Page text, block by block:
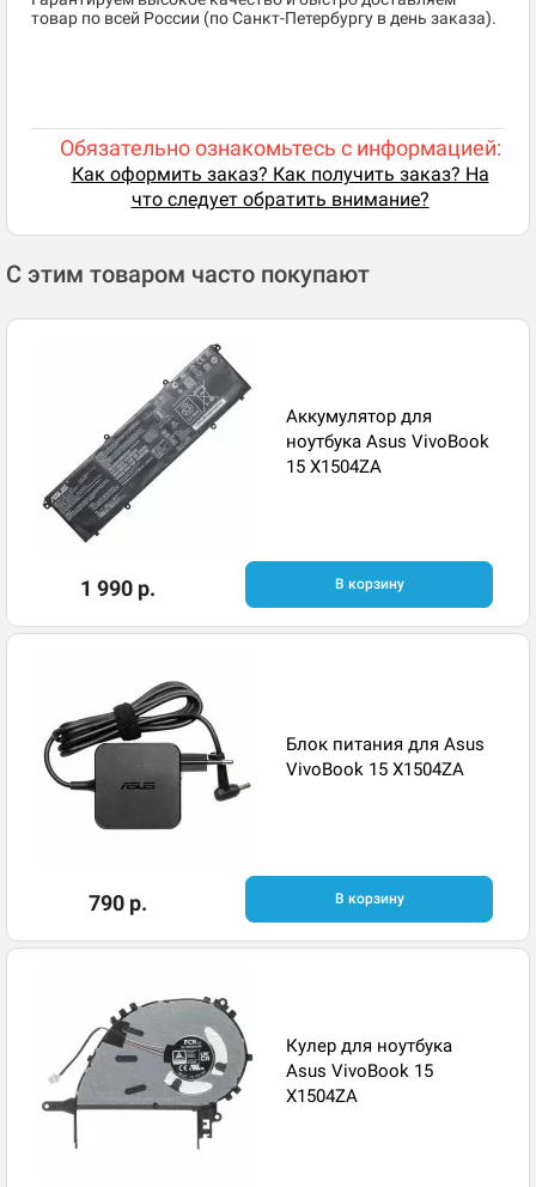
товар по всей России (по Санкт-Петербургу в день заказа).
Обязательно ознакомьтесь с информацией:
Как оформить заказ? Как получить заказ? На
что следует обратить внимание?
С этим товаром часто покупают
Аккумулятор для
ноутбука Asus VivoBook
15 X1504ZA
1 990 р. В корзину
Блок питания для Asus
VivoBook 15 X1504ZA
790 р. В корзину
Кулер для ноутбука
Asus VivoBook 15
X1504ZA